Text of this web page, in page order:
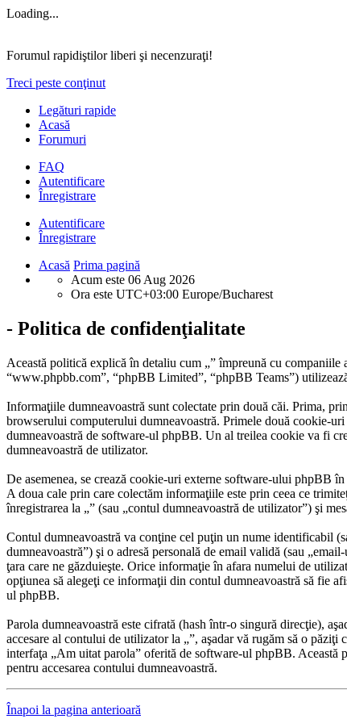
Loading...
Forumul rapidiştilor liberi şi necenzuraţi!
Treci peste conţinut
Legături rapide
Acasă
Forumuri
FAQ
Autentificare
Înregistrare
Autentificare
Înregistrare
Acasă Prima pagină
Acum este 06 Aug 2026
Ora este UTC+03:00 Europe/Bucharest
- Politica de confidenţialitate
Această politică explică în detaliu cum „” împreună cu
“www.phpbb.com”, “phpBB Limited”, “phpBB Teams”)
Informaţiile dumneavoastră sunt colectate prin două căi. Prima,
browserului computerului dumneavoastră. Primele două cookie-
dumneavoastră de software-ul phpBB. Un al treilea cookie va fi
dumneavoastră de utilizator.
De asemenea, se crează cookie-uri externe software-ului phpBB
A doua cale prin care colectăm informaţiile este prin ceea ce
înregistrarea la „” (sau „contul dumneavoastră de utilizator”) şi
Contul dumneavoastră va conţine cel puţin un nume identificabil
dumneavoastră”) şi o adresă personală de email validă (sau
ţara care ne găzduieşte. Orice informaţie în afara numelui de
opţiunea să alegeţi ce informaţii din contul dumneavoastră să fie
ul phpBB.
Parola dumneavoastră este cifrată (hash într-o singură direcţie),
accesare al contului de utilizator la „”, aşadar vă rugăm să o
interfaţa „Am uitat parola” oferită de software-ul phpBB. Această
pentru accesarea contului dumneavoastră.
Înapoi la pagina anterioară